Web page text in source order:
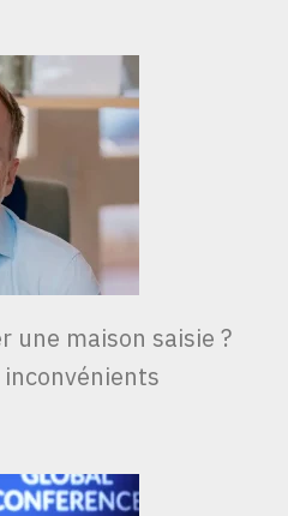
une maison saisie ?